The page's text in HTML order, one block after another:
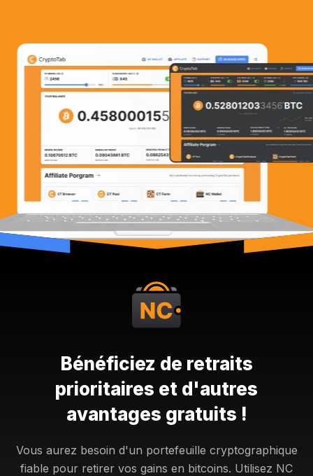
Bénéficiez de retraits
prioritaires et d'autres
avantages gratuits !
Vous aurez besoin d'un portefeuille cryptographique
fiable pour retirer vos gains en bitcoins. Utilisez NC